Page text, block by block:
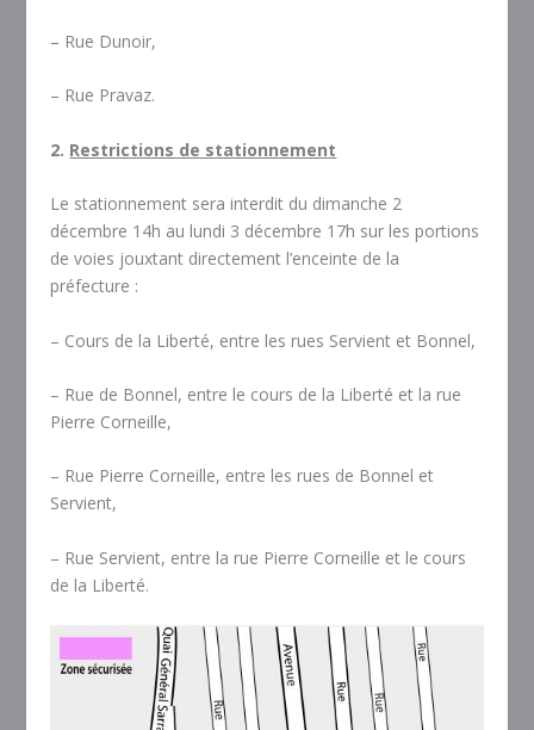
– Rue Dunoir,
– Rue Pravaz.
2. Restrictions de stationnement
Le stationnement sera interdit du dimanche 2
décembre 14h au lundi 3 décembre 17h sur les portions
de voies jouxtant directement l’enceinte de la
préfecture :
– Cours de la Liberté, entre les rues Servient et Bonnel,
– Rue de Bonnel, entre le cours de la Liberté et la rue
Pierre Corneille,
– Rue Pierre Corneille, entre les rues de Bonnel et
Servient,
– Rue Servient, entre la rue Pierre Corneille et le cours
de la Liberté.